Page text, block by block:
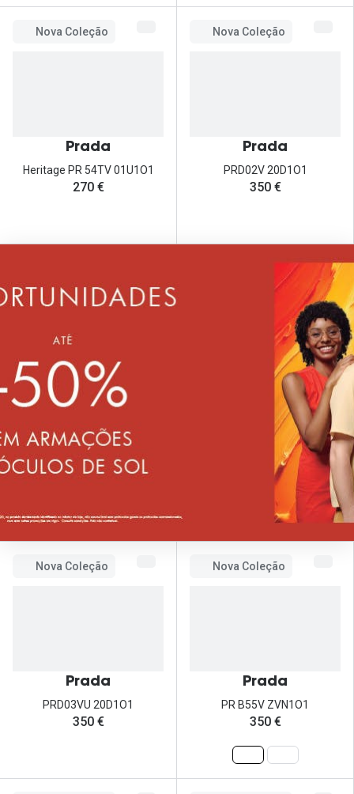
Nova Coleção
Prada
Heritage PR 54TV 01U1O1
270 €
Nova Coleção
Prada
PRD02V 20D1O1
350 €
Nova Coleção
Prada
PRD03VU 20D1O1
350 €
Nova Coleção
Prada
PR B55V ZVN1O1
350 €